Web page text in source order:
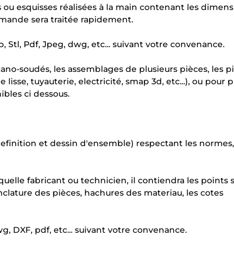
esquisses réalisées à la main contenant les
sera traitée rapidement.
Pdf, Jpeg, dwg, etc... suivant votre convenance.
soudés, les assemblages de plusieurs pièces, les
tuyauterie, electricité, smap 3d, etc...), ou pour
ci dessous.
et dessin d'ensemble) respectant les
fabricant ou technicien, il contiendra les points
des pièces, hachures des materiau, les cotes
DXF, pdf, etc... suivant votre convenance.